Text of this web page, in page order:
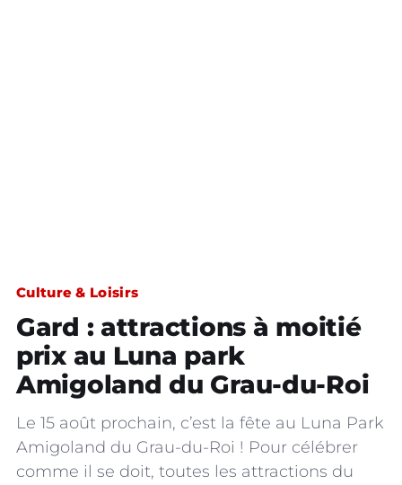
Culture & Loisirs
Gard : attractions à moitié
prix au Luna park
Amigoland du Grau-du-Roi
Le 15 août prochain, c’est la fête au Luna Park
Amigoland du Grau-du-Roi ! Pour célébrer
comme il se doit, toutes les attractions du